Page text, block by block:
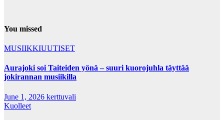
You missed
MUSIIKKIUUTISET
Aurajoki soi Taiteiden yönä – suuri kuorojuhla täyttää
jokirannan musiikilla
June 1, 2026 kerttuvali
Kuolleet